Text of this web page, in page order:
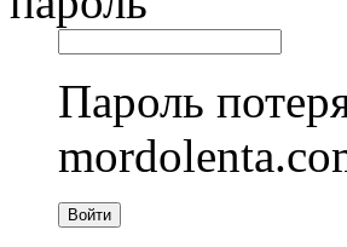
Пароль
Войти